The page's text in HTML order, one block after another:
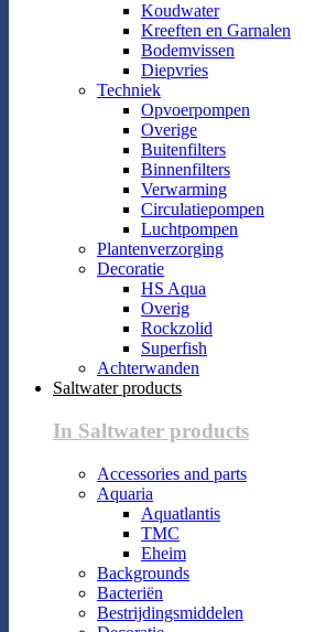
Koudwater
Kreeften en Garnalen
Bodemvissen
Diepvries
Techniek
Opvoerpompen
Overige
Buitenfilters
Binnenfilters
Verwarming
Circulatiepompen
Luchtpompen
Plantenverzorging
Decoratie
HS Aqua
Overig
Rockzolid
Superfish
Achterwanden
Saltwater products
In Saltwater products
Accessories and parts
Aquaria
Aquatlantis
TMC
Eheim
Backgrounds
Bacteriën
Bestrijdingsmiddelen